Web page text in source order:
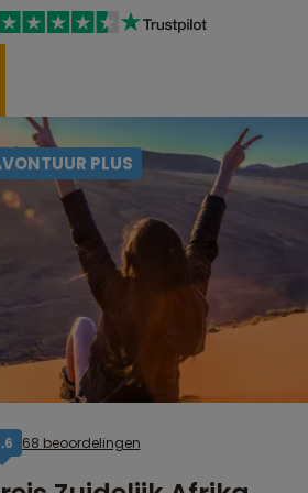
PLUS
68 beoordelingen